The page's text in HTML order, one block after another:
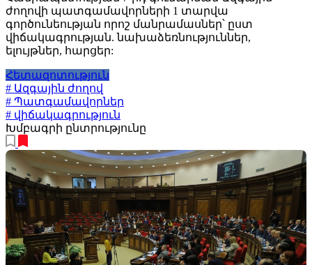
ժողովի պատգամավորների 1 տարվա
գործունեության որոշ մանրամասներ՝ ըստ
վիճակագրության. նախաձեռնություններ,
ելույթներ, հարցեր:
Հետազոտություն
# Ազգային ժողով
# Պատգամավորներ
# վիճակագրություն
Խմբագրի ընտրությունը